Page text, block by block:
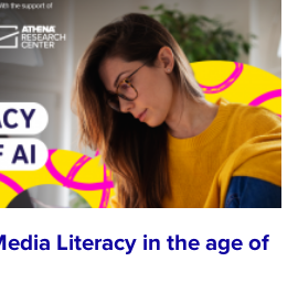
Literacy in the age of